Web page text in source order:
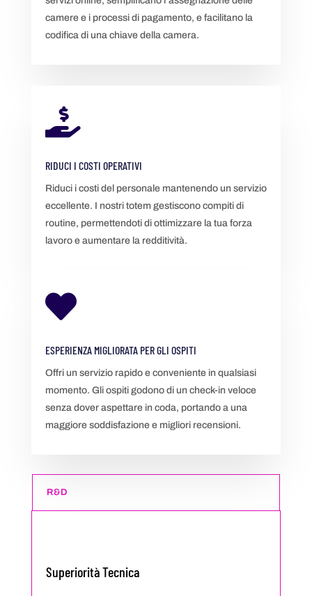
camere e i processi di pagamento, e facilitano la
codifica di una chiave della camera.

RIDUCI I COSTI OPERATIVI
Riduci i costi del personale mantenendo un servizio
eccellente. I nostri totem gestiscono compiti di
routine, permettendoti di ottimizzare la tua forza
lavoro e aumentare la redditività.

ESPERIENZA MIGLIORATA PER GLI OSPITI
Offri un servizio rapido e conveniente in qualsiasi
momento. Gli ospiti godono di un check-in veloce
senza dover aspettare in coda, portando a una
maggiore soddisfazione e migliori recensioni.
R&D
Superiorità Tecnica